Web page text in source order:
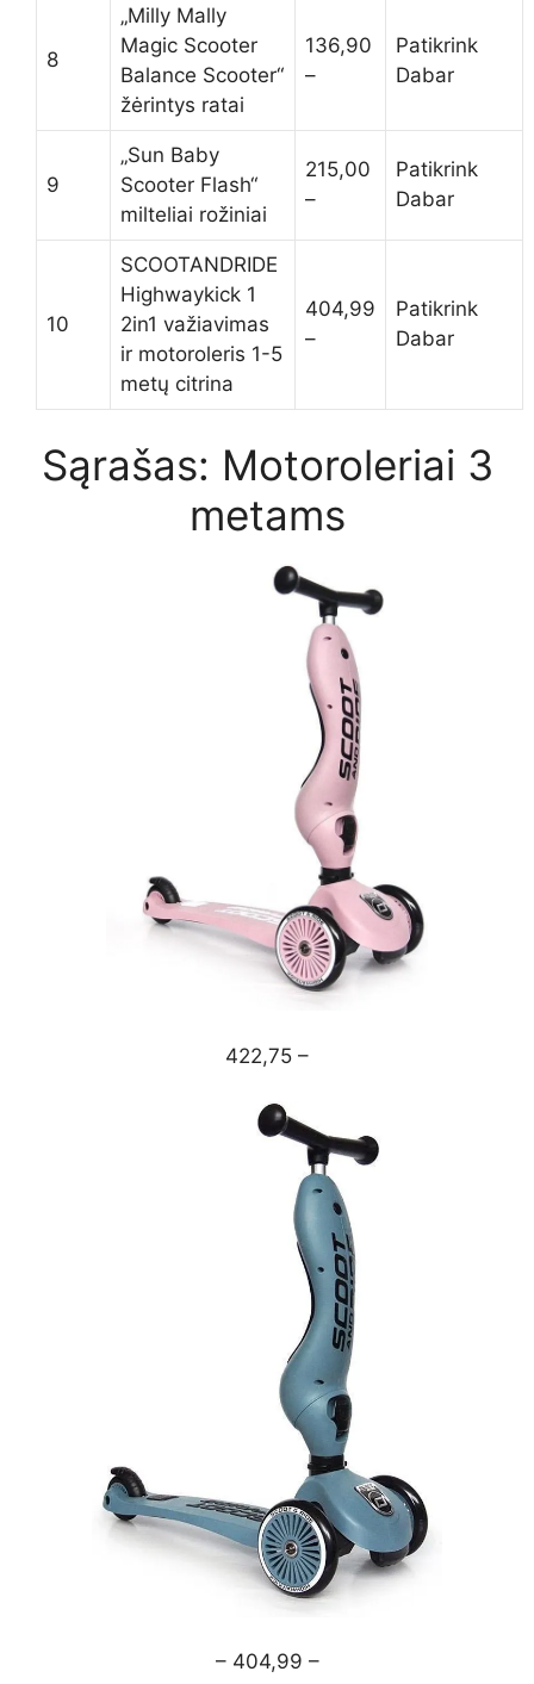
8
„Milly Mally
Magic Scooter
Balance Scooter“
žėrintys ratai
136,90
–
Patikrink
Dabar
9
„Sun Baby
Scooter Flash“
milteliai rožiniai
215,00
–
Patikrink
Dabar
10
SCOOTANDRIDE
Highwaykick 1
2in1 važiavimas
ir motoroleris 1-5
metų citrina
404,99
–
Patikrink
Dabar
Sąrašas: Motoroleriai 3
metams
422,75 –
– 404,99 –